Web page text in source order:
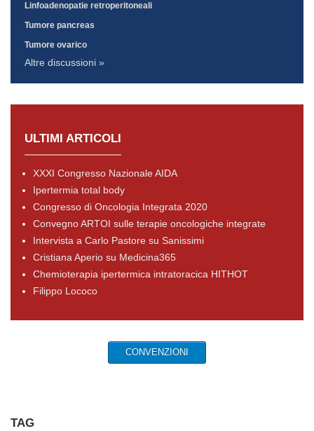
Linfoadenopatie retroperitoneali
Tumore pancreas
Tumore ovarico
Altre discussioni »
ULTIMI ARTICOLI
XXXI Congresso Nazionale AIDA
Ipertermia total body
Congresso di Oncologia Integrata 2020
Convegno ARTOI sulle terapie oncologiche integrate
Intervista a Carlo Pastore su Sanissimi
Cristiana Aperio su Medicina365
Chemioterapia ipertermica intratoracica HITHOT
Filippo Lococo
CONVENZIONI
TAG